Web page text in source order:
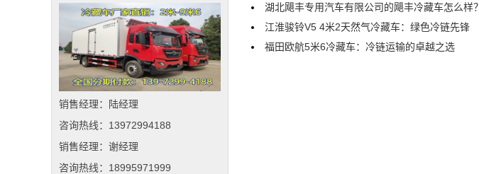
销售经理：陆经理
咨询热线：13972994188
销售经理：谢经理
咨询热线：18995971999
湖北飓丰专用汽车有限公司的飓丰冷藏车怎么样？
江淮骏铃V5 4米2天然气冷藏车：绿色冷链先锋
福田欧航5米6冷藏车：冷链运输的卓越之选